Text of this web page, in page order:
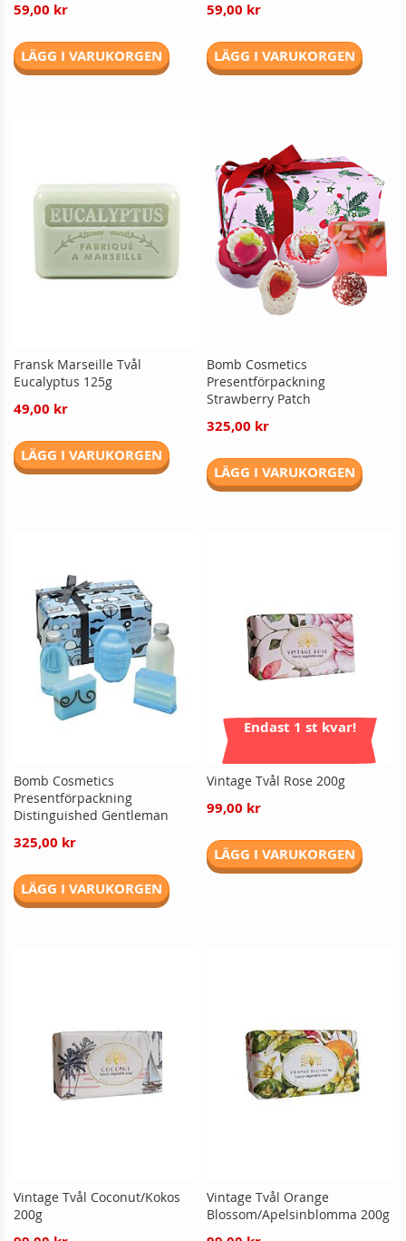
59,00 kr
LÄGG I VARUKORGEN
59,00 kr
LÄGG I VARUKORGEN
Fransk Marseille Tvål
Eucalyptus 125g
49,00 kr
LÄGG I VARUKORGEN
Bomb Cosmetics
Presentförpackning
Strawberry Patch
325,00 kr
LÄGG I VARUKORGEN
Bomb Cosmetics
Presentförpackning
Distinguished Gentleman
325,00 kr
LÄGG I VARUKORGEN
Endast 1 st kvar!
Vintage Tvål Rose 200g
99,00 kr
LÄGG I VARUKORGEN
Vintage Tvål Coconut/Kokos
200g
Vintage Tvål Orange
Blossom/Apelsinblomma 200g